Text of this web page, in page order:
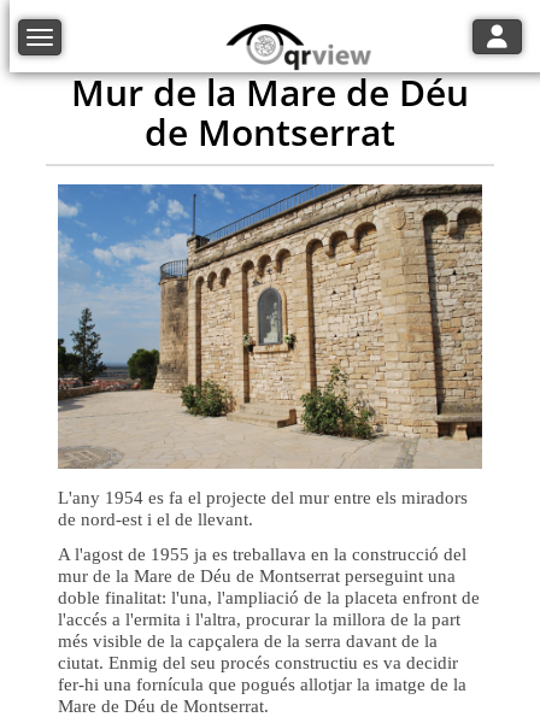
Toggle navigation
Mur de la Mare de Déu
de Montserrat
L'any 1954 es fa el projecte del mur entre els miradors
de nord-est i el de llevant.
A l'agost de 1955 ja es treballava en la construcció del
mur de la Mare de Déu de Montserrat perseguint una
doble finalitat: l'una, l'ampliació de la placeta enfront de
l'accés a l'ermita i l'altra, procurar la millora de la part
més visible de la capçalera de la serra davant de la
ciutat. Enmig del seu procés constructiu es va decidir
fer-hi una fornícula que pogués allotjar la imatge de la
Mare de Déu de Montserrat.